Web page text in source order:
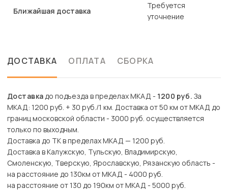
Ближайшая доставка
Требуется
уточнение
ДОСТАВКА ОПЛАТА СБОРКА
Доставкадо подъезда в пределах МКАД - 1200 руб. За
МКАД: 1200 руб. + 30 руб./1 км. Доставка от 50 км от МКАД до
границ московской области - 3000 руб. осуществляется
только по выходным.
Доставка до ТК в пределах МКАД — 1200 руб.
Доставка в Калужскую, Тульскую, Владимирскую,
Смоленскую, Тверскую, Ярославскую, Рязанскую область -
на расстояние до 130км от МКАД - 4000 руб.
на расстояние от 130 до 190км от МКАД - 5000 руб.